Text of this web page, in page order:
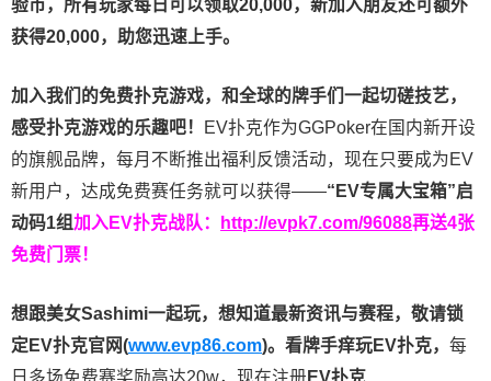
验币，所有玩家每日可以领取20,000，新加入朋友还可额外
获得20,000，助您迅速上手。
加入我们的免费扑克游戏，和全球的牌手们一起切磋技艺，
感受扑克游戏的乐趣吧！
EV扑克作为GGPoker在国内新开设
的旗舰品牌，每月不断推出福利反馈活动，现在只要成为EV
新用户，达成免费赛任务就可以获得——“EV专属大宝箱”启
动码1组加入EV扑克战队： http://evpk7.com/96088再送4张
免费门票！
想跟美女Sashimi一起玩， 想知道最新资讯与赛程， 敬请锁
定EV扑克官网(www.evp86.com)。 看牌手痒玩EV扑克， 每